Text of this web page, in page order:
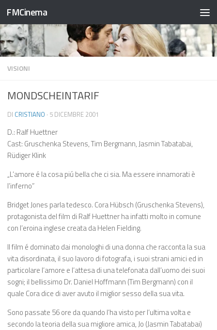
Salta al contenuto
FMCinema
VISIONI
MONDSCHEINTARIF
DI CRISTIANO · 5 DICEMBRE 2001
D.: Ralf Huettner
Cast: Gruschenka Stevens, Tim Bergmann, Jasmin Tabatabai,
Rüdiger Klink
„L’amore é la cosa piú bella che ci sia. Ma essere innamorati è
l’inferno”
Bridget Jones parla tedesco. Cora Hübsch (Gruschenka Stevens),
protagonista del film di Ralf Huettner ha infatti molto in comune
con l’eroina inglese creata da Helen Fielding.
Il film é dominato dai monologhi di una donna che racconta la sua
vita disordinata, il suo lavoro di fotografa, i suoi strani amici ed in
particolare l’amore e l’attesa di una telefonata dall’uomo dei suoi
sogni; il bellissimo Dr. Daniel Hoffmann (Tim Bergmann) con il
quale Cora dice di aver avuto il miglior sesso della sua vita.
Sono passate 56 ore da quando l’ha visto per l’ultima volta e
secondo la teoria della sua migliore amica, Jo (Jasmin Tabatabai)